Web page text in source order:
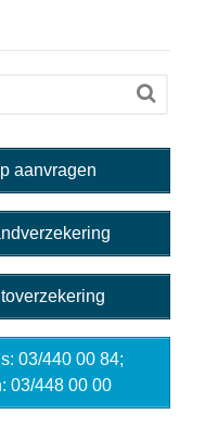
aanvragen
03/440 00 84;
03/448 00 00